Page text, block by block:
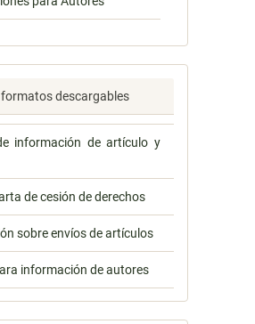
descargables
información de artículo y
de cesión de derechos
sobre envíos de artículos
información de autores